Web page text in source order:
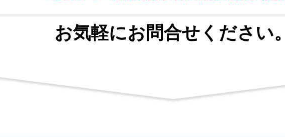
お気軽にお問合せください